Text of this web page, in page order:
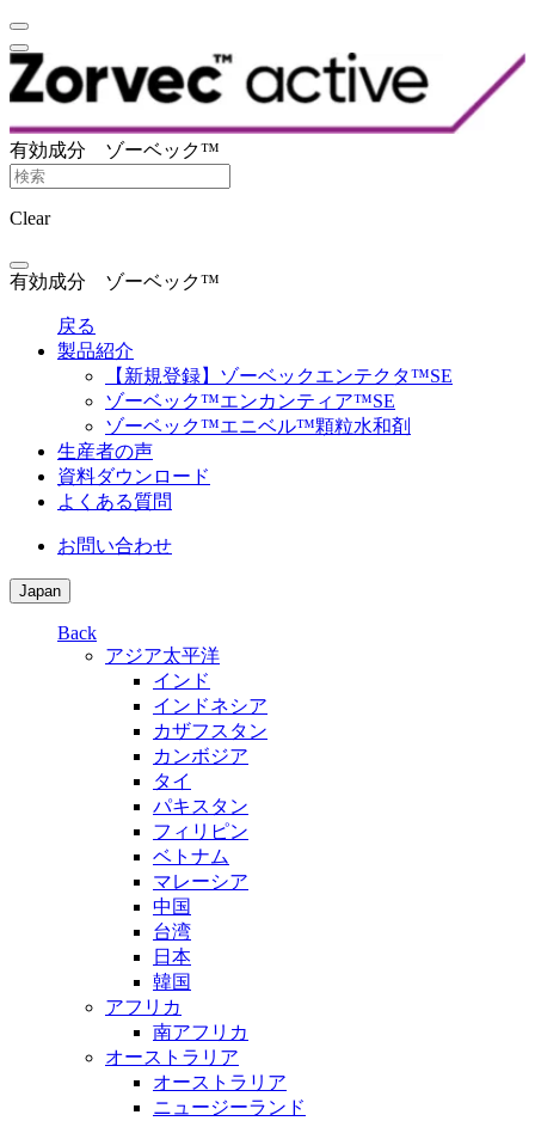
有効成分 ゾーベック™
Clear
有効成分 ゾーベック™
戻る
製品紹介
【新規登録】ゾーベックエンテクタ™SE
ゾーベック™エンカンティア™SE
ゾーベック™エニベル™️顆粒水和剤
生産者の声
資料ダウンロード
よくある質問
お問い合わせ
Japan
Back
アジア太平洋
インド
インドネシア
カザフスタン
カンボジア
タイ
パキスタン
フィリピン
ベトナム
マレーシア
中国
台湾
日本
韓国
アフリカ
南アフリカ
オーストラリア
オーストラリア
ニュージーランド